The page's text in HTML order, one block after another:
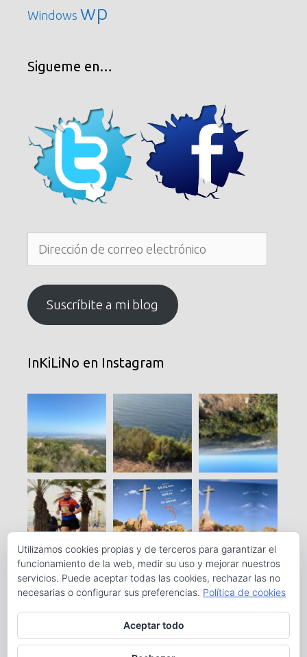
Windows wp
Sigueme en…
electrónico
Suscríbite a mi blog
InKiLiNo en Instagram
Utilizamos cookies propias y de terceros para garantizar el
funcionamiento de la web, medir su uso y mejorar nuestros
servicios. Puede aceptar todas las cookies, rechazar las no
necesarias o configurar sus preferencias. Política de cookies
Aceptar todo